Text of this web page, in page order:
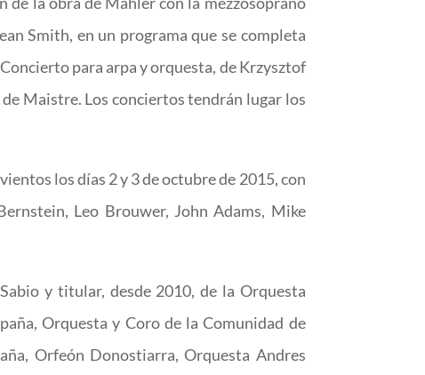
Smith, en un programa que se completa
para arpa y orquesta, de Krzysztof
Maistre. Los conciertos tendrán lugar los
los días 2 y 3 de octubre de 2015, con
Leo Brouwer, John Adams, Mike
y titular, desde 2010, de la Orquesta
Orquesta y Coro de la Comunidad de
Orfeón Donostiarra, Orquesta Andres